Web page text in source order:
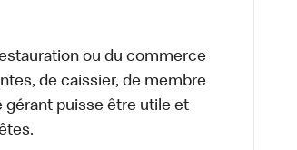
ou du commerce
de caissier, de membre
gérant puisse être utile et